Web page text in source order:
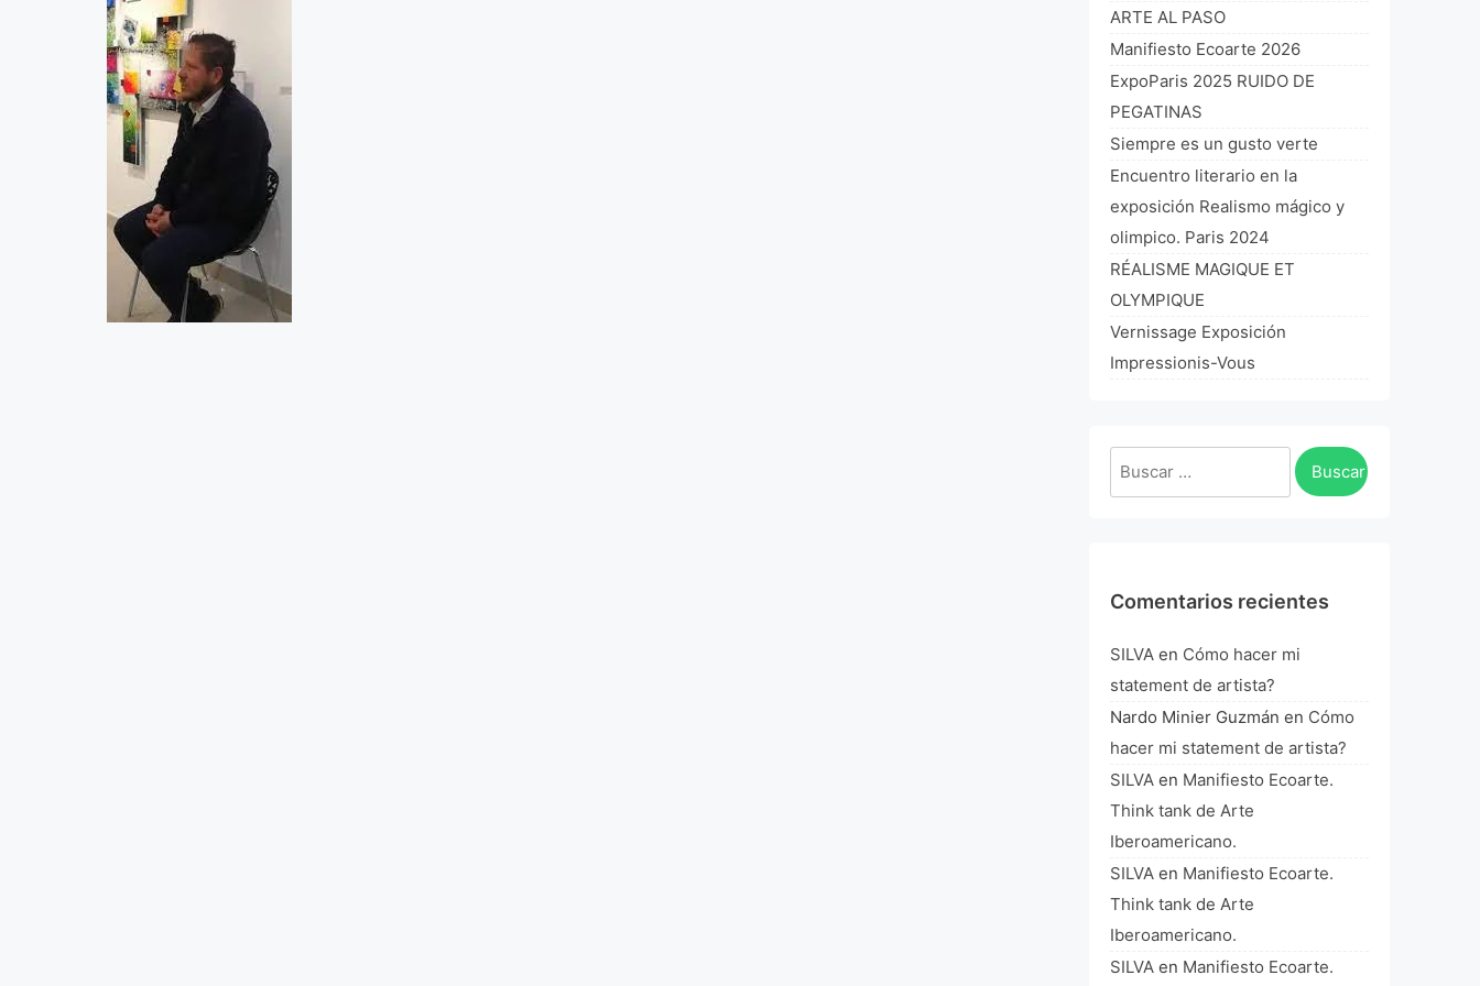
ARTE AL PASO
Manifiesto Ecoarte 2026
ExpoParis 2025 RUIDO DE
PEGATINAS
Siempre es un gusto verte
Encuentro literario en la
exposición Realismo mágico y
olimpico. Paris 2024
RÉALISME MAGIQUE ET
OLYMPIQUE
Vernissage Exposición
Impressionis-Vous
Buscar:
Comentarios recientes
SILVA en Cómo hacer mi
statement de artista?
Nardo Minier Guzmán en Cómo
hacer mi statement de artista?
SILVA en Manifiesto Ecoarte.
Think tank de Arte
Iberoamericano.
SILVA en Manifiesto Ecoarte.
Think tank de Arte
Iberoamericano.
SILVA en Manifiesto Ecoarte.